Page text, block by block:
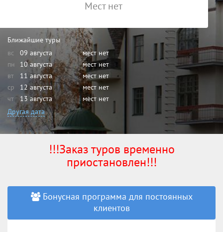
Мест нет
Ближайшие туры
вс
09 августа
мест нет
пн
10 августа
мест нет
вт
11 августа
мест нет
ср
12 августа
мест нет
чт
13 августа
мест нет
Другая дата
!!!Заказ туров временно
приостановлен!!!
Бонусная программа для постоянных
клиентов